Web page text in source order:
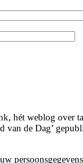
hét weblog over
van de Dag’